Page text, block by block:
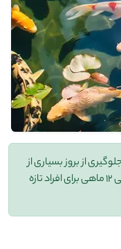
از بروز بسیاری از
مشکلات موثر باشد. ما در این مقاله به معرفی 12 ماهی برای افراد تازه